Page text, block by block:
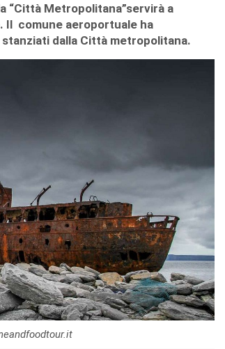
“Città Metropolitana”servirà a
Il comune aeroportuale ha
dalla Città metropolitana.